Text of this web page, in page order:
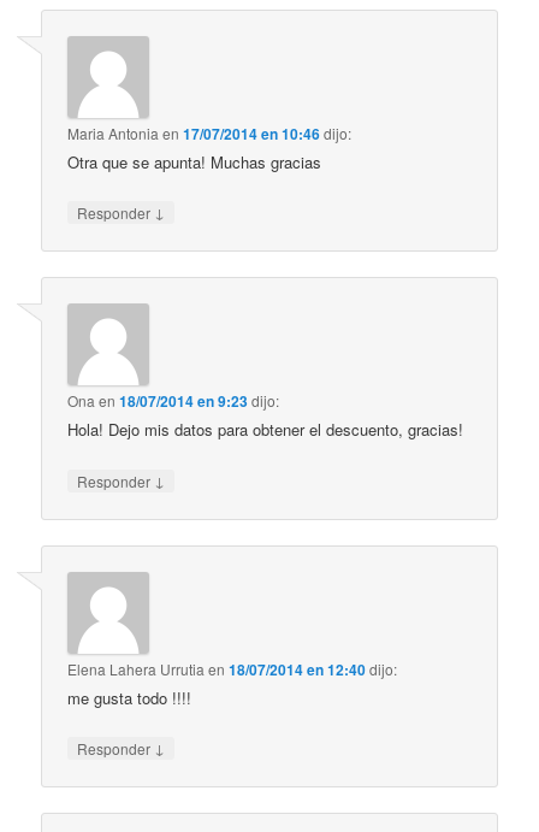
Maria Antonia en17/07/2014 en 10:46dijo:
Otra que se apunta! Muchas gracias
Responder ↓
Onaen18/07/2014 en 9:23dijo:
Hola! Dejo mis datos para obtener el descuento, gracias!
Responder ↓
Elena Lahera Urrutia en18/07/2014 en 12:40dijo:
me gusta todo !!!!
Responder ↓